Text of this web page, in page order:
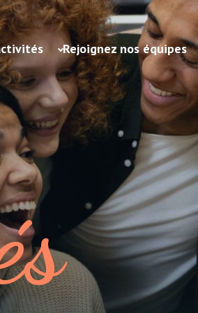
Saint Damien
Jungck
Marie – Niederbronn
Marie – Oberbronn
Vosges
Santé
Centre de santé
USLD Pôle de
SMR Pôle de
Rejoignez nos équipes